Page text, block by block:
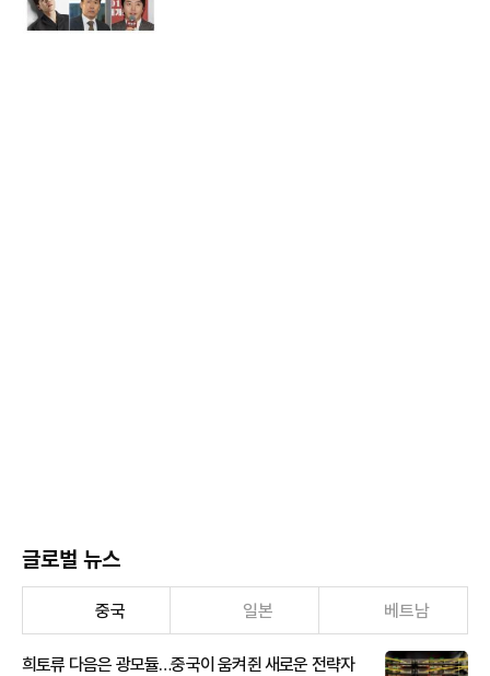
글로벌 뉴스
중국 일본 베트남
희토류 다음은 광모듈…중국이 움켜쥔 새로운 전략자